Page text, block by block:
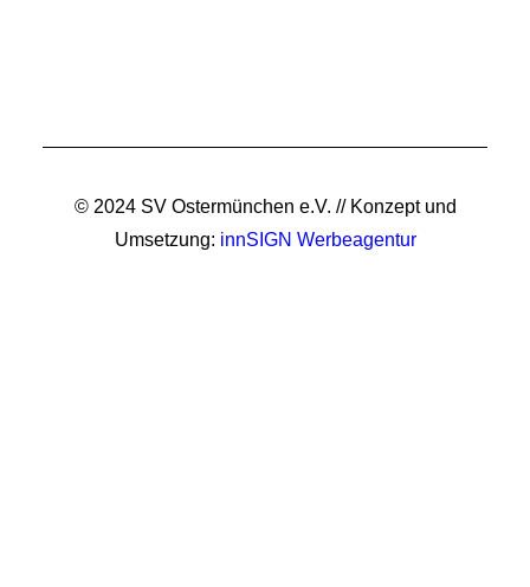
© 2024 SV Ostermünchen e.V. // Konzept und
Umsetzung: innSIGN Werbeagentur